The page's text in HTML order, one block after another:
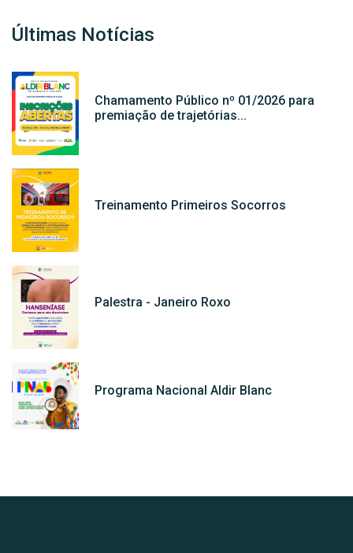
Últimas Notícias
Chamamento Público nº 01/2026 para
premiação de trajetórias...
Treinamento Primeiros Socorros
Palestra - Janeiro Roxo
Programa Nacional Aldir Blanc